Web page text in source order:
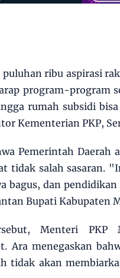
ribu aspirasi
program-program
rumah subsidi
Kementerian PKP,
Pemerintah Daerah
tidak salah sasaran.
bagus, dan
Bupati Kabupaten
Menteri PKP
Ara menegaskan
tidak akan